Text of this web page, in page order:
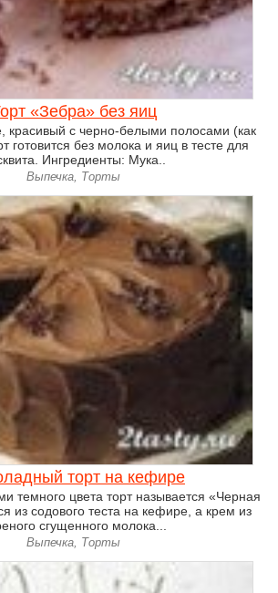
«Зебра» без яиц
красивый с черно-белыми полосами (как
готовится без молока и яиц в тесте для
Ингредиенты: Мука..
Выпечка, Торты
торт на кефире
темного цвета торт называется «Черная
из содового теста на кефире, а крем из
сгущенного молока...
Выпечка, Торты